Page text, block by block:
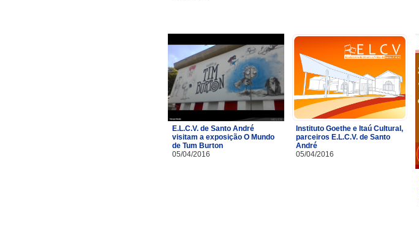
E.L.C.V. de Santo André
visitam a exposição O Mundo
de Tum Burton
05/04/2016
Instituto Goethe e Itaú Cultural,
parceiros E.L.C.V. de Santo
André
05/04/2016